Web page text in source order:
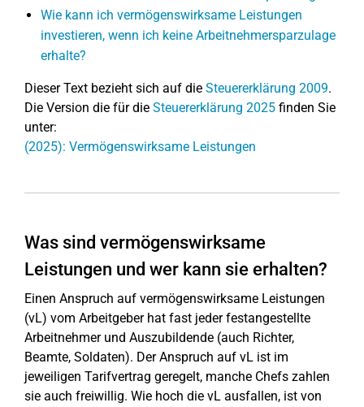
Wie kann ich vermögenswirksame Leistungen
investieren, wenn ich keine Arbeitnehmersparzulage
erhalte?
Dieser Text bezieht sich auf die Steuererklärung 2009.
Die Version die für die Steuererklärung 2025 finden Sie
unter:
(2025): Vermögenswirksame Leistungen
Was sind vermögenswirksame
Leistungen und wer kann sie erhalten?
Einen Anspruch auf vermögenswirksame Leistungen
(vL) vom Arbeitgeber hat fast jeder festangestellte
Arbeitnehmer und Auszubildende (auch Richter,
Beamte, Soldaten). Der Anspruch auf vL ist im
jeweiligen Tarifvertrag geregelt, manche Chefs zahlen
sie auch freiwillig. Wie hoch die vL ausfallen, ist von